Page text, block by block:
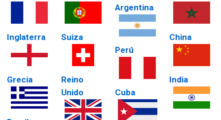
Inglaterra
Grecia
Suiza
Reino
Unido
Argentina
Perú
Cuba
China
India